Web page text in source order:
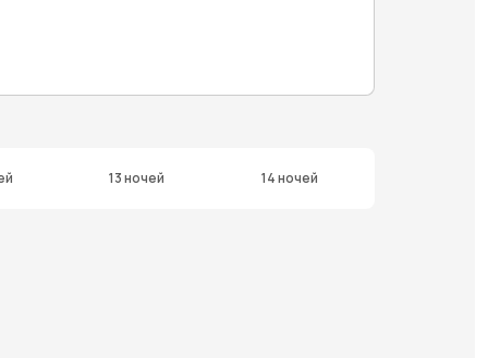
13 ночей 14 ночей